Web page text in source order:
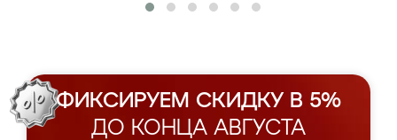
ФИКСИРУЕМ СКИДКУ В 5%
ДО КОНЦА АВГУСТА